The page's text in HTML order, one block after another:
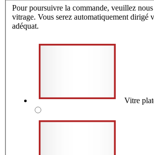
Pour poursuivre la commande, veuillez
vitrage. Vous serez automatiquement dirigé
adéquat.
Vitre